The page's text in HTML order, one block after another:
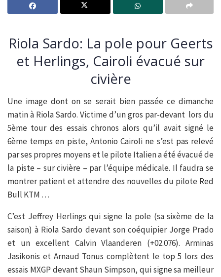
Riola Sardo: La pole pour Geerts
et Herlings, Cairoli évacué sur
civière
Une image dont on se serait bien passée ce dimanche
matin à Riola Sardo. Victime d’un gros par-devant lors du
5ème tour des essais chronos alors qu’il avait signé le
6ème temps en piste, Antonio Cairoli ne s’est pas relevé
par ses propres moyens et le pilote Italien a été évacué de
la piste – sur civière – par l’équipe médicale. Il faudra se
montrer patient et attendre des nouvelles du pilote Red
Bull KTM …
C’est Jeffrey Herlings qui signe la pole (sa sixème de la
saison) à Riola Sardo devant son coéquipier Jorge Prado
et un excellent Calvin Vlaanderen (+02.076). Arminas
Jasikonis et Arnaud Tonus complètent le top 5 lors des
essais MXGP devant Shaun Simpson, qui signe sa meilleur